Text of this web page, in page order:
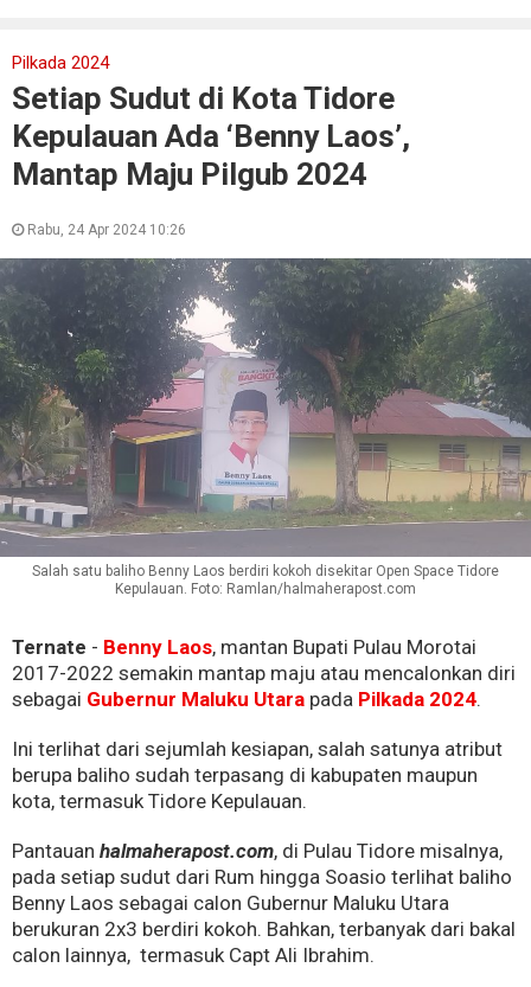
Pilkada 2024
Setiap Sudut di Kota Tidore
Kepulauan Ada ‘Benny Laos’,
Mantap Maju Pilgub 2024
Rabu, 24 Apr 2024 10:26
Salah satu baliho Benny Laos berdiri kokoh disekitar Open Space Tidore
Kepulauan. Foto: Ramlan/halmaherapost.com
Ternate - Benny Laos, mantan Bupati Pulau Morotai
2017-2022 semakin mantap maju atau mencalonkan diri
sebagai Gubernur Maluku Utara pada Pilkada 2024.
Ini terlihat dari sejumlah kesiapan, salah satunya atribut
berupa baliho sudah terpasang di kabupaten maupun
kota, termasuk Tidore Kepulauan.
Pantauan halmaherapost.com, di Pulau Tidore misalnya,
pada setiap sudut dari Rum hingga Soasio terlihat baliho
Benny Laos sebagai calon Gubernur Maluku Utara
berukuran 2x3 berdiri kokoh. Bahkan, terbanyak dari bakal
calon lainnya, termasuk Capt Ali Ibrahim.